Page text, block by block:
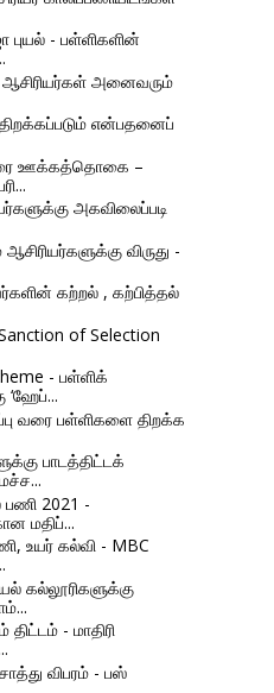
புயல் - பள்ளிகளின்
ஆசிரியர்கள் அனைவரும்
என்பதனைப்
ஊக்கத்தொகை –
அகவிலைப்படி
விருது -
கற்றல் , கற்பித்தல்
of Selection
- பள்ளிக்
‘ஹேப்...
வரை பள்ளிகளை திறக்க
பாடத்திட்டக்
2021 -
மதிப்...
உயர் கல்வி - MBC
கல்லூரிகளுக்கு
- மாதிரி
விபரம் - பஸ்